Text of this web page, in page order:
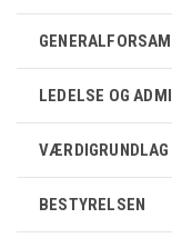
LEDELSE OG
VÆRDIGRUNDLAG
BESTYRELSEN